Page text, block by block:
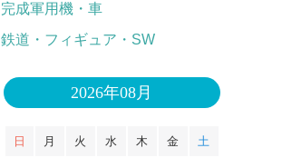
完成軍用機・車
鉄道・フィギュア・SW
2026年08月
日 月 火 水 木 金 土